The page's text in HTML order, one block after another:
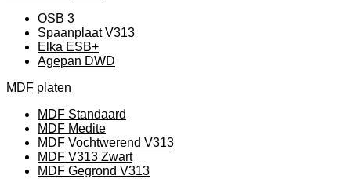
OSB 3
Spaanplaat V313
Elka ESB+
Agepan DWD
MDF platen
MDF Standaard
MDF Medite
MDF Vochtwerend V313
MDF V313 Zwart
MDF Gegrond V313